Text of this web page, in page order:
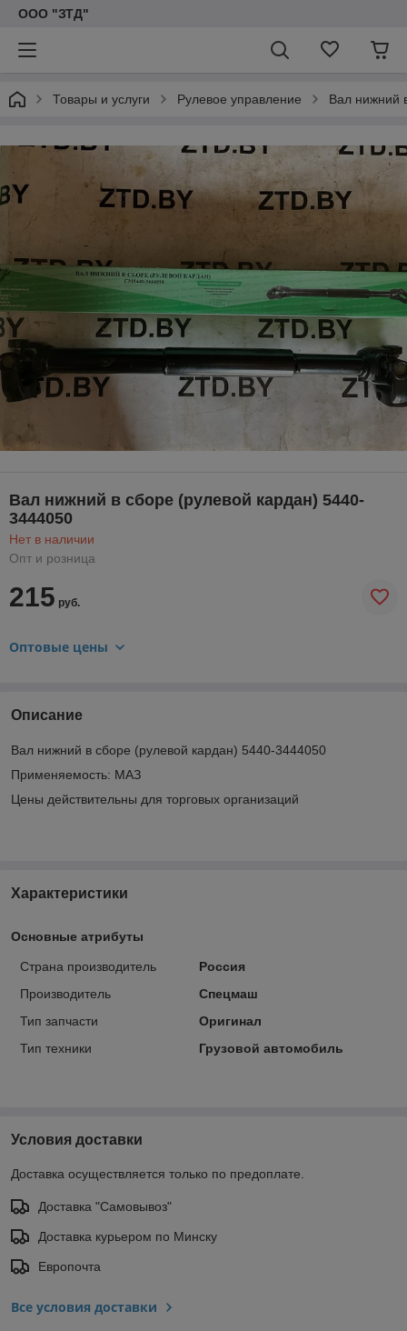
ООО "ЗТД"
Товары и услуги Рулевое управление Вал нижний
Вал нижний в сборе (рулевой кардан) 5440-
3444050
Нет в наличии
Опт и розница
215 руб.
Оптовые цены
Описание
Вал нижний в сборе (рулевой кардан) 5440-3444050
Применяемость: МАЗ
Цены действительны для торговых организаций
Характеристики
Основные атрибуты
Страна производитель
Россия
Производитель
Спецмаш
Тип запчасти
Оригинал
Тип техники
Грузовой автомобиль
Условия доставки
Доставка осуществляется только по предоплате.
Доставка "Самовывоз"
Доставка курьером по Минску
Европочта
Все условия доставки